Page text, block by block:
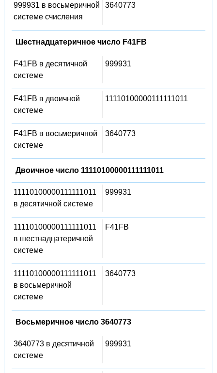
999931 в восьмеричной
системе счисления
3640773
Шестнадцатеричное число F41FB
F41FB в десятичной
системе
999931
F41FB в двоичной
системе
11110100000111111011
F41FB в восьмеричной
системе
3640773
Двоичное число 11110100000111111011
11110100000111111011
в десятичной системе
999931
11110100000111111011
в шестнадцатеричной
системе
F41FB
11110100000111111011
в восьмеричной
системе
3640773
Восьмеричное число 3640773
3640773 в десятичной
системе
999931